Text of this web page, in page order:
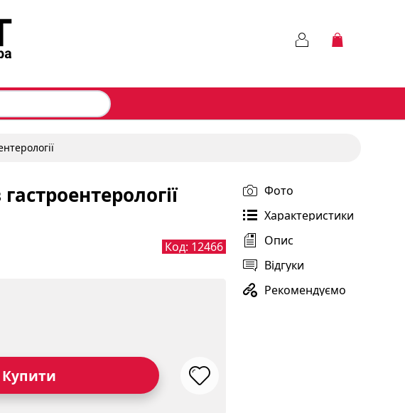
Фото
Характеристики
Опис
Відгуки
Рекомендуємо
Код: 12466
Купити